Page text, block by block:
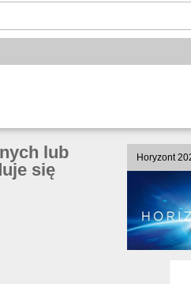
lub
się
Horyzont